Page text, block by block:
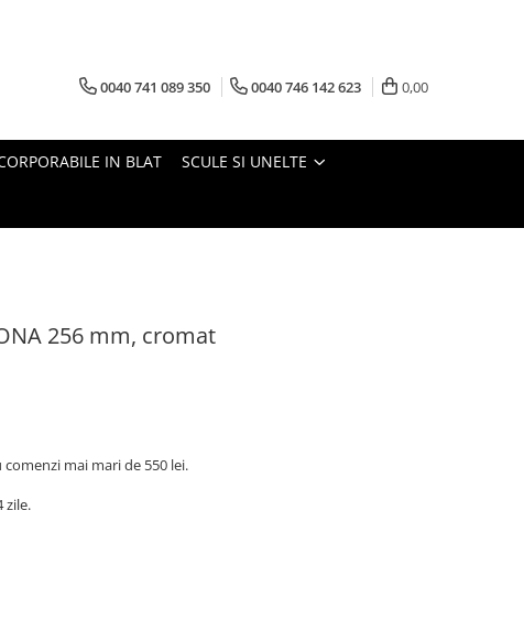
0040 741 089 350 0040 746 142 623 0,00
IN BLAT SCULE SI UNELTE
256 mm, cromat
mai mari de 550 lei.
zile.